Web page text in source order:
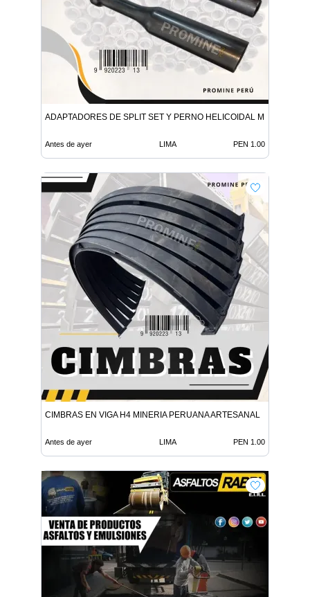
ADAPTADORES DE SPLIT SET Y PERNO HELICOIDAL MINERIA
Antes de ayer LIMA PEN 1.00
CIMBRAS EN VIGA H4 MINERIA PERUANA ARTESANAL
Antes de ayer LIMA PEN 1.00